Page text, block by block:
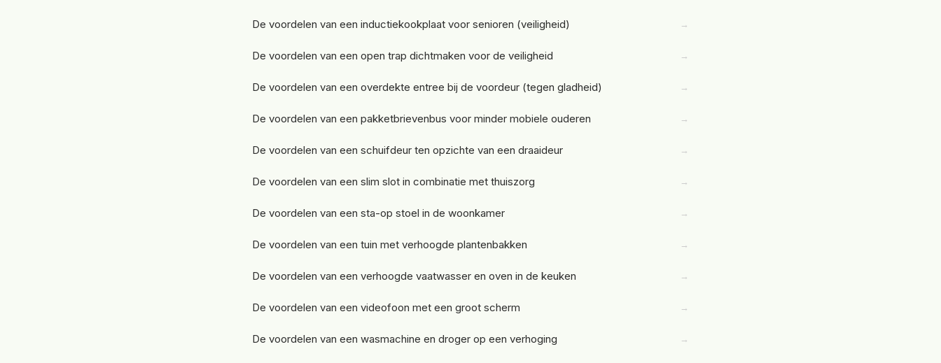
De voordelen van een inductiekookplaat voor senioren (veiligheid) →
De voordelen van een open trap dichtmaken voor de veiligheid →
De voordelen van een overdekte entree bij de voordeur (tegen gladheid) →
De voordelen van een pakketbrievenbus voor minder mobiele ouderen →
De voordelen van een schuifdeur ten opzichte van een draaideur →
De voordelen van een slim slot in combinatie met thuiszorg →
De voordelen van een sta-op stoel in de woonkamer →
De voordelen van een tuin met verhoogde plantenbakken →
De voordelen van een verhoogde vaatwasser en oven in de keuken →
De voordelen van een videofoon met een groot scherm →
De voordelen van een wasmachine en droger op een verhoging →